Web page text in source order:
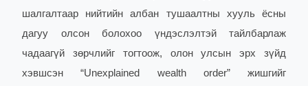
шалгалтаар нийтийн албан тушаалтны хууль ёсны
дагуу олсон болохоо үндэслэлтэй тайлбарлаж
чадаагүй зөрчлийг тогтоож, олон улсын эрх зүйд
хэвшсэн “Unexplained wealth order” жишгийг